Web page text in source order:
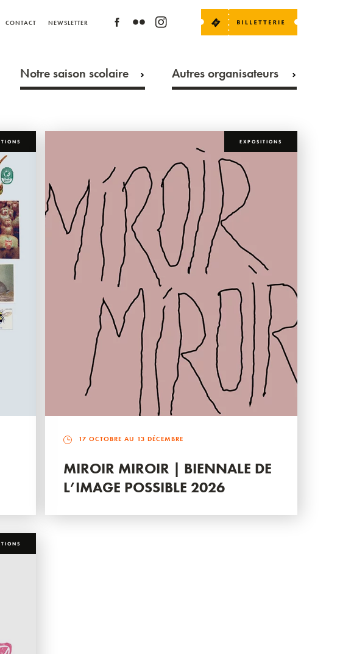
CONTACT NEWSLETTER
Notre saison scolaire Autres organisateurs
EXPOSITIONS
17 OCTOBRE AU 13 DÉCEMBRE
MIROIR MIROIR | BIENNALE DE
L’IMAGE POSSIBLE 2026